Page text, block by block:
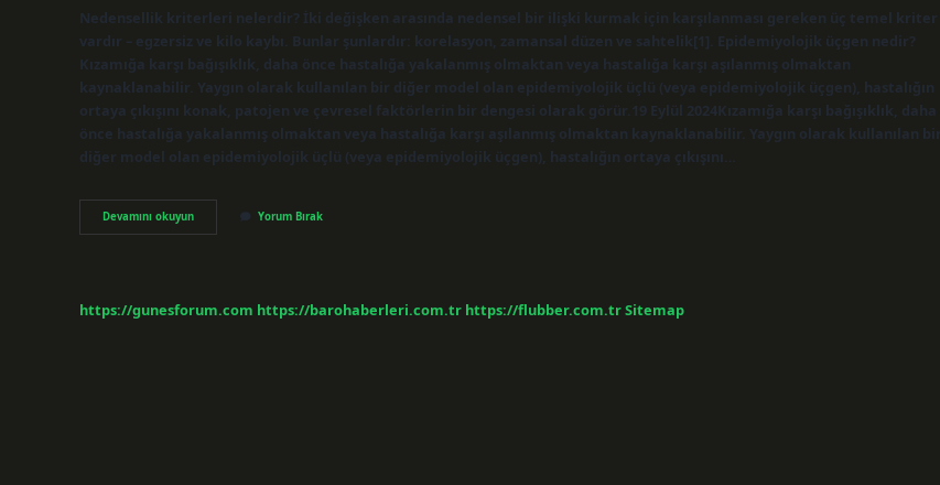
Nedensellik kriterleri nelerdir? İki değişken arasında nedensel bir ilişki kurmak için karşılanması gereken üç temel kriter
vardır – egzersiz ve kilo kaybı. Bunlar şunlardır: korelasyon, zamansal düzen ve sahtelik[1]. Epidemiyolojik üçgen nedir?
Kızamığa karşı bağışıklık, daha önce hastalığa yakalanmış olmaktan veya hastalığa karşı aşılanmış olmaktan
kaynaklanabilir. Yaygın olarak kullanılan bir diğer model olan epidemiyolojik üçlü (veya epidemiyolojik üçgen), hastalığın
ortaya çıkışını konak, patojen ve çevresel faktörlerin bir dengesi olarak görür.19 Eylül 2024Kızamığa karşı bağışıklık, daha
önce hastalığa yakalanmış olmaktan veya hastalığa karşı aşılanmış olmaktan kaynaklanabilir. Yaygın olarak kullanılan bir
diğer model olan epidemiyolojik üçlü (veya epidemiyolojik üçgen), hastalığın ortaya çıkışını…
Devamını okuyunHill
Kriterleri
Yorum Bırak
https://gunesforum.com https://barohaberleri.com.tr https://flubber.com.trSitemap